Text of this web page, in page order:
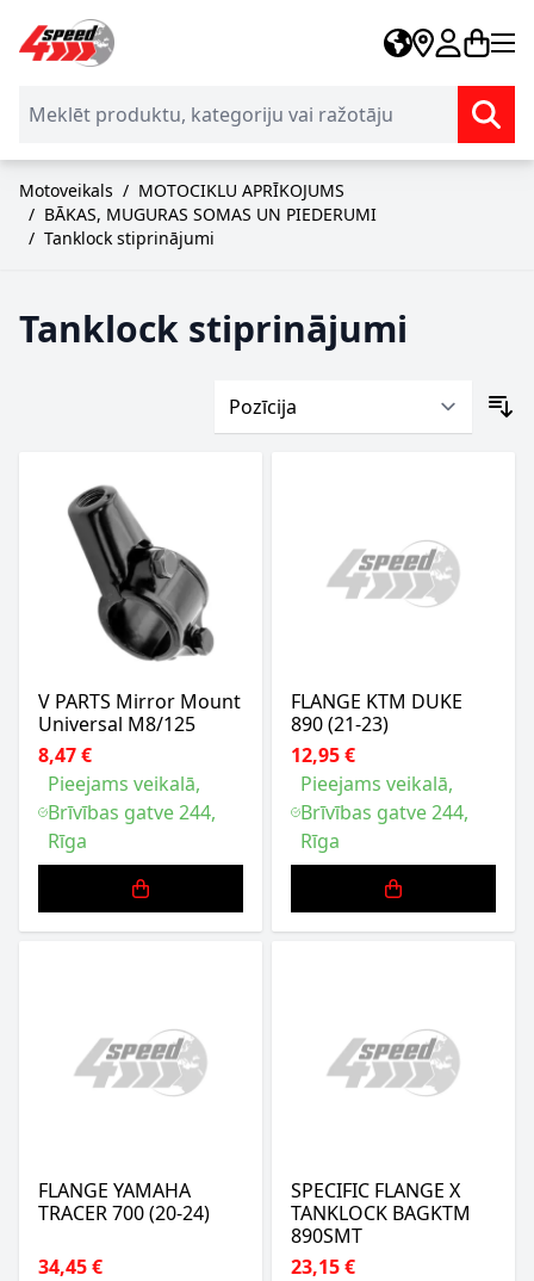
Skip to Content
Motoveikals / MOTOCIKLU APRĪKOJUMS
/ BĀKAS, MUGURAS SOMAS UN PIEDERUMI
/ Tanklock stiprinājumi
Tanklock stiprinājumi
V PARTS Mirror Mount
Universal M8/125
8,47 €
Pieejams veikalā,
Brīvības gatve 244,
Rīga
FLANGE KTM DUKE
890 (21-23)
12,95 €
Pieejams veikalā,
Brīvības gatve 244,
Rīga
FLANGE YAMAHA
TRACER 700 (20-24)
34,45 €
SPECIFIC FLANGE X
TANKLOCK BAGKTM
890SMT
23,15 €